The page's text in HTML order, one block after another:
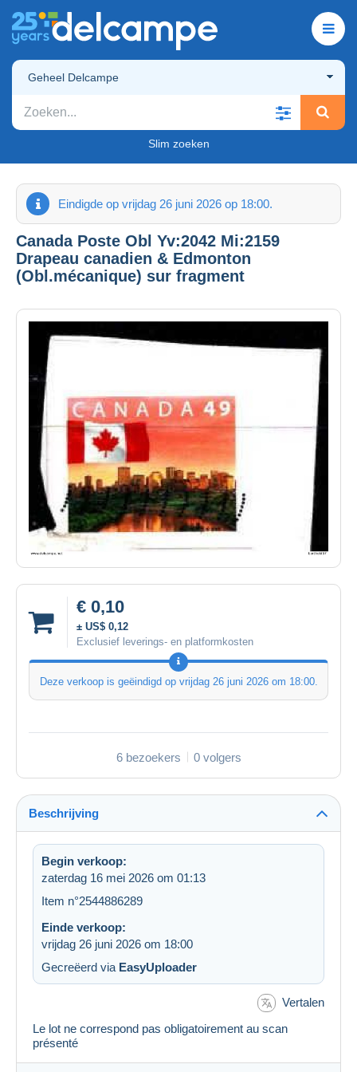
Geheel Delcampe
Slim zoeken
Eindigde op vrijdag 26 juni 2026 op 18:00.
Canada Poste Obl Yv:2042 Mi:2159
Drapeau canadien & Edmonton
(Obl.mécanique) sur fragment
€ 0,10
± US$ 0,12
Exclusief leverings- en platformkosten
Deze verkoop is geëindigd op vrijdag 26 juni 2026 om 18:00.
6 bezoekers 0 volgers
Beschrijving
Begin verkoop:
zaterdag 16 mei 2026 om 01:13
Item n°2544886289
Einde verkoop:
vrijdag 26 juni 2026 om 18:00
Gecreëerd via EasyUploader
Vertalen
Le lot ne correspond pas obligatoirement au scan
présenté